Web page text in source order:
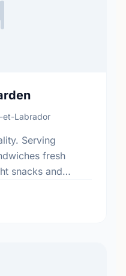
et-Labrador
Serving
fresh
snacks and
10:00 a.m. -